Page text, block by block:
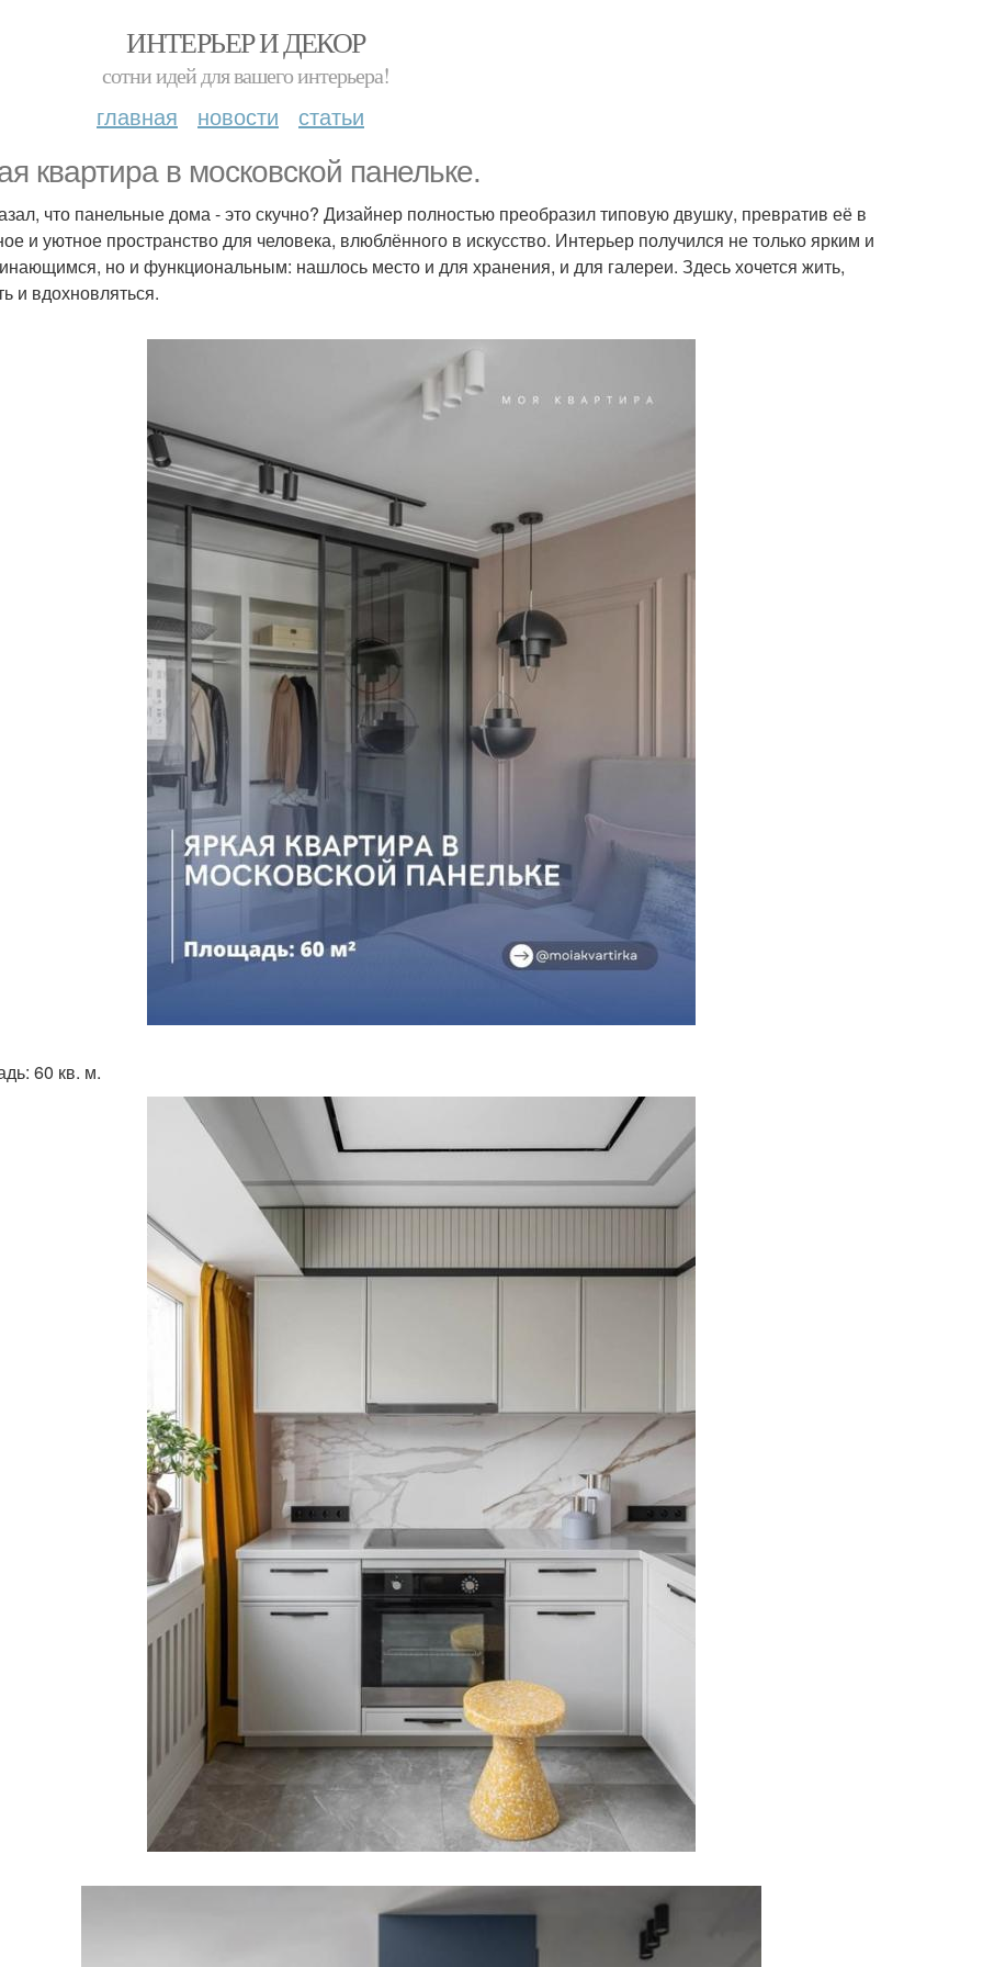
ИНТЕРЬЕР И ДЕКОР
сотни идей для вашего интерьера!
главная новости статьи
квартира в московской панельке.
что панельные дома - это скучно? Дизайнер полностью преобразил типовую двушку, превратив её в
и уютное пространство для человека, влюблённого в искусство. Интерьер получился не только ярким и
но и функциональным: нашлось место и для хранения, и для галереи. Здесь хочется жить,
и вдохновляться.
60 кв. м.